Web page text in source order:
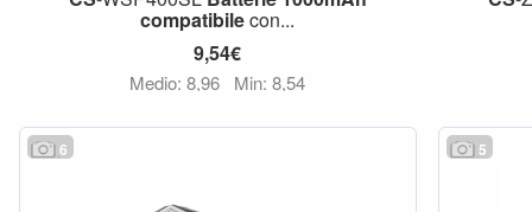
compatibilecon...
9,54€
Medio: 8,96 Min: 8,54
6 5